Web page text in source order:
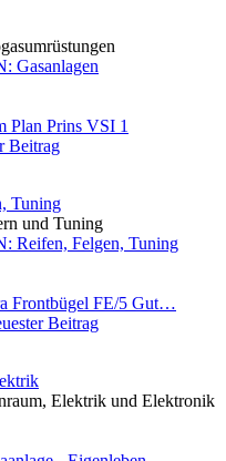
Gasanlagen
Plan Prins VSI 1
Beitrag
Tuning
und Tuning
Reifen, Felgen, Tuning
Frontbügel FE/5 Gut…
Beitrag
Elektrik und Elektronik